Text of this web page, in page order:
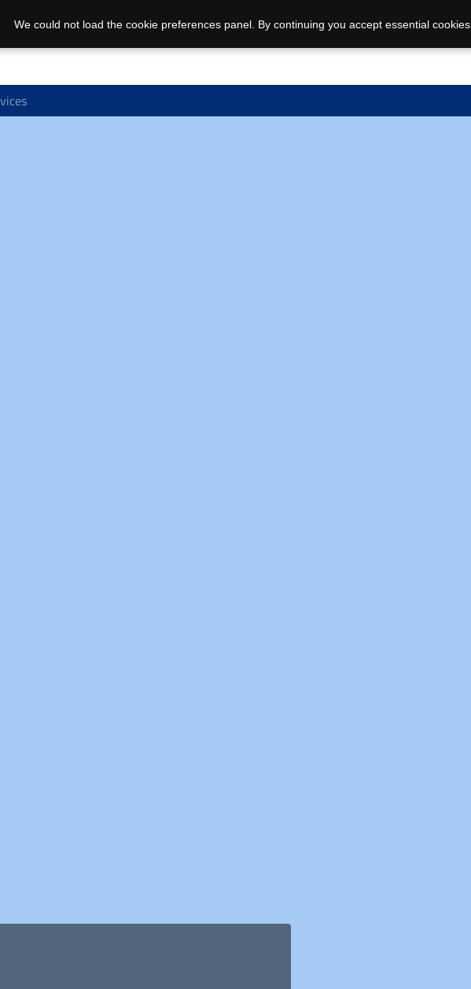
We could not load the cookie preferences panel. By continuing you accept essential cookies.